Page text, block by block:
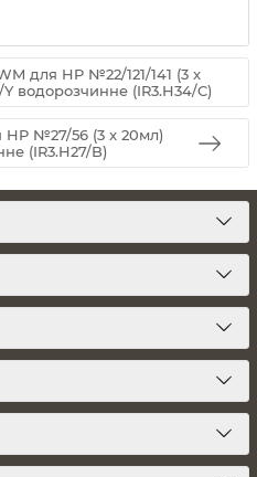
для HP №22/121/141 (3 x
водорозчинне (IR3.H34/C)
№27/56 (3 x 20мл)
(IR3.H27/B)